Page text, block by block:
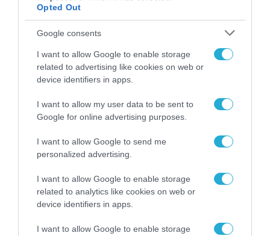
Opted Out
Google consents
I want to allow Google to enable storage
related to advertising like cookies on web or
device identifiers in apps.
I want to allow my user data to be sent to
Google for online advertising purposes.
I want to allow Google to send me
personalized advertising.
I want to allow Google to enable storage
related to analytics like cookies on web or
device identifiers in apps.
I want to allow Google to enable storage
09.12.2021